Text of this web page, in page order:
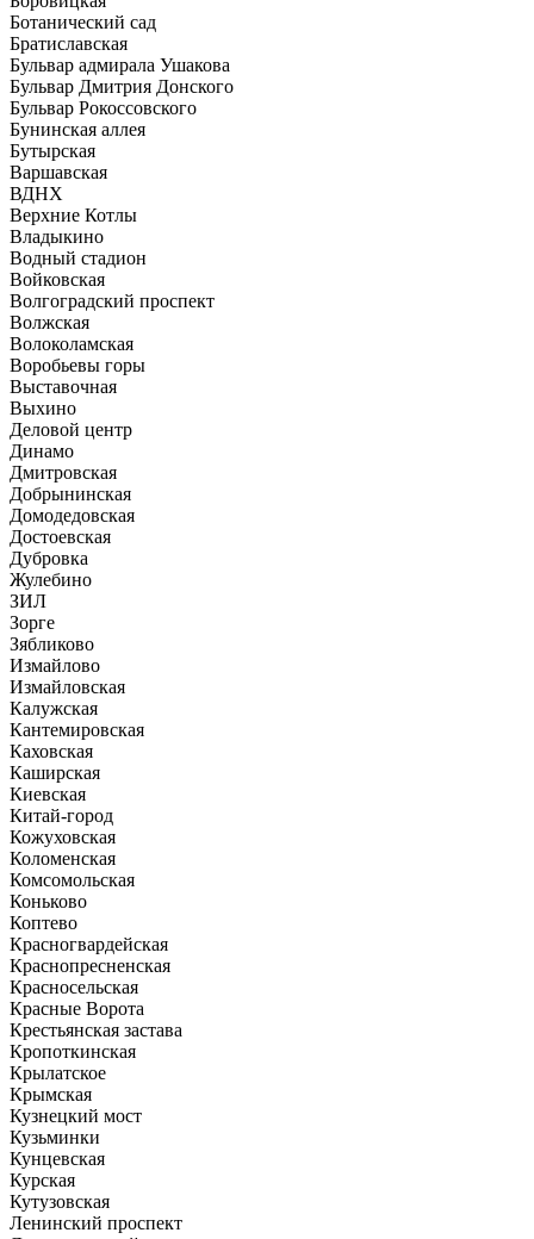
Ботанический сад
Братиславская
Бульвар адмирала Ушакова
Бульвар Дмитрия Донского
Бульвар Рокоссовского
Бунинская аллея
Бутырская
Варшавская
ВДНХ
Верхние Котлы
Владыкино
Водный стадион
Войковская
Волгоградский проспект
Волжская
Волоколамская
Воробьевы горы
Выставочная
Выхино
Деловой центр
Динамо
Дмитровская
Добрынинская
Домодедовская
Достоевская
Дубровка
Жулебино
ЗИЛ
Зорге
Зябликово
Измайлово
Измайловская
Калужская
Кантемировская
Каховская
Каширская
Киевская
Китай-город
Кожуховская
Коломенская
Комсомольская
Коньково
Коптево
Красногвардейская
Краснопресненская
Красносельская
Красные Ворота
Крестьянская застава
Кропоткинская
Крылатское
Крымская
Кузнецкий мост
Кузьминки
Кунцевская
Курская
Кутузовская
Ленинский проспект